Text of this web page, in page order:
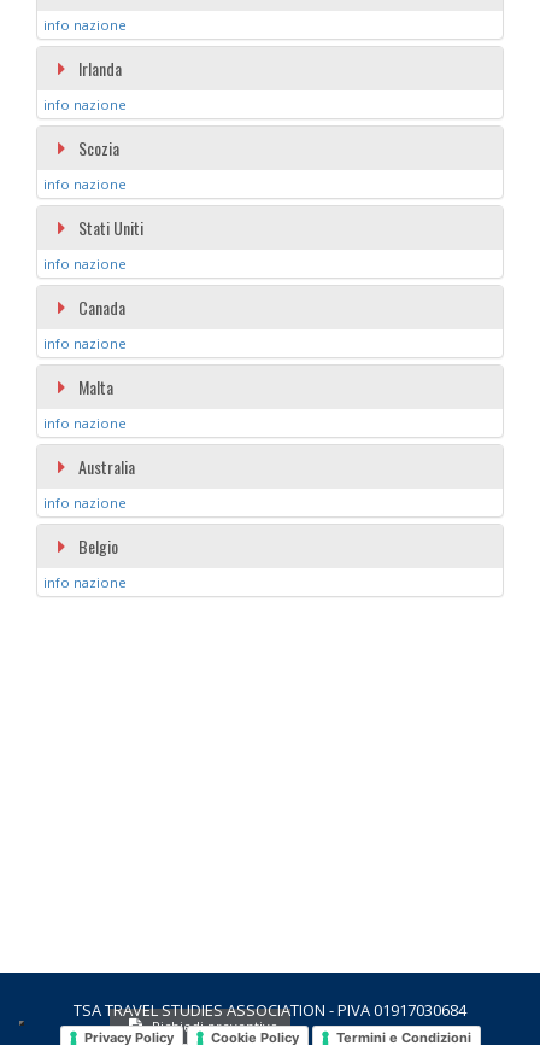
info nazione
Irlanda
info nazione
Scozia
info nazione
Stati Uniti
info nazione
Canada
info nazione
Malta
info nazione
Australia
info nazione
Belgio
info nazione
Richiedi preventivo
TSA TRAVEL STUDIES ASSOCIATION - PIVA 01917030684
Privacy Policy Cookie Policy Termini e Condizioni